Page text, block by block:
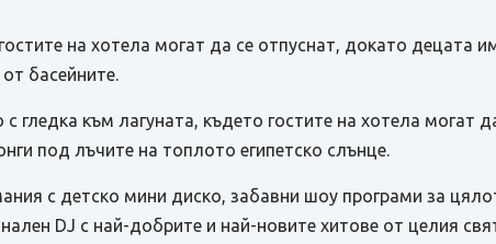
на хотела могат да се отпуснат, докато децата
басейните.
гледка към лагуната, където гостите на хотела могат
под лъчите на топлото египетско слънце.
с детско мини диско, забавни шоу програми за
DJ с най-добрите и най-новите хитове от целия